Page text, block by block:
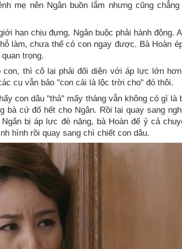
mẹ nên Ngân buồn lắm nhưng cũng
hạn chịu đựng, Ngân buộc phải hành động.
làm, chưa thể có con ngay được. Bà Hoàn
trọng.
con, thì cô lại phải đối diện với áp lực lớn
cụ vẫn bảo "con cái là lộc trời cho" đó thôi.
con dâu "thả" mấy tháng vẫn không có gì là
bà cứ đổ hết cho Ngân. Rồi lại quay sang
bị áp lực đè nặng, bà Hoàn để ý cả
hình rồi quay sang chì chiết con dâu.